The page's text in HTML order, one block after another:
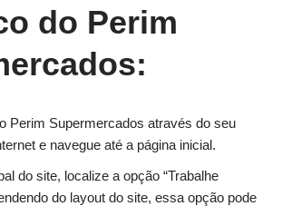
do Perim
Perim Supermercados através do seu
e navegue até a página inicial.
do site, localize a opção “Trabalhe
do layout do site, essa opção pode